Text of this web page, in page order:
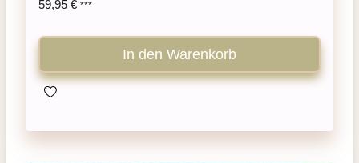
59,95 € ***
In den Warenkorb